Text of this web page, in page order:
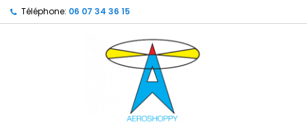
Téléphone: 06 07 34 36 15
My wishlists ×
Create new list
Créer une liste d'envies ×
Nom de la liste d'envies
Connexion ×
Vous devez être connecté pour ajouter des produits
Annuler